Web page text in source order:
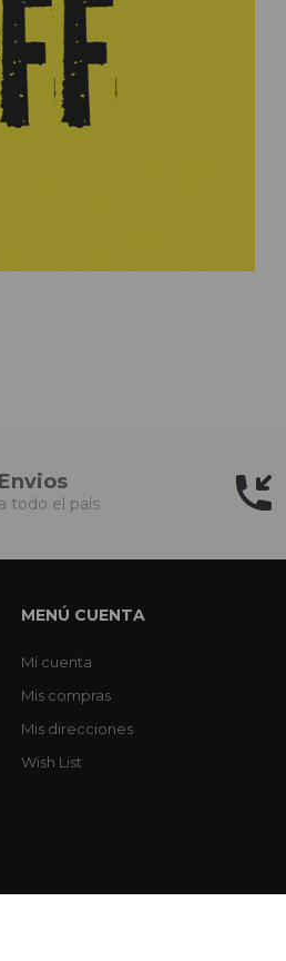
Envios
a todo el país
MENÚ CUENTA
Mi cuenta
Mis compras
Mis direcciones
Wish List